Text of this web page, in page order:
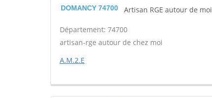
DOMANCY 74700 Artisan RGE autour de moi
Département: 74700
artisan-rge autour de chez moi
A.M.2.E